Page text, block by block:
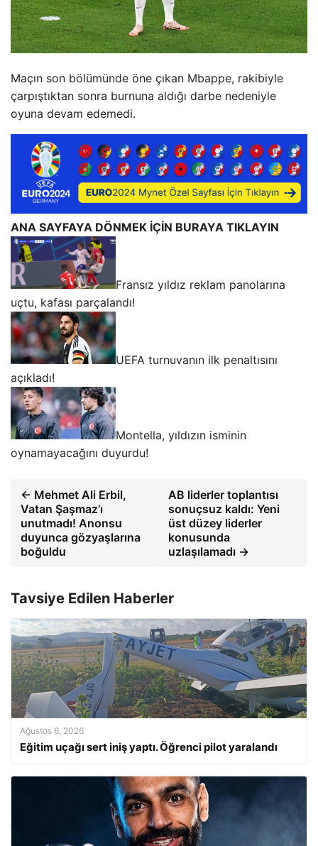
Maçın son bölümünde öne çıkan Mbappe, rakibiyle
çarpıştıktan sonra burnuna aldığı darbe nedeniyle
oyuna devam edemedi.
ANA SAYFAYA DÖNMEK İÇİN BURAYA TIKLAYIN
Fransız yıldız reklam panolarına
uçtu, kafası parçalandı!
UEFA turnuvanın ilk penaltısını
açıkladı!
Montella, yıldızın isminin
oynamayacağını duyurdu!
← Mehmet Ali Erbil,
Vatan Şaşmaz’ı
unutmadı! Anonsu
duyunca gözyaşlarına
boğuldu
AB liderler toplantısı
sonuçsuz kaldı: Yeni
üst düzey liderler
konusunda
uzlaşılamadı →
Tavsiye Edilen Haberler
Ağustos 6, 2026
Eğitim uçağı sert iniş yaptı. Öğrenci pilot yaralandı